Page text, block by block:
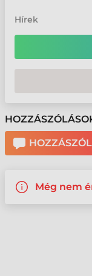
Hírek
Még nem